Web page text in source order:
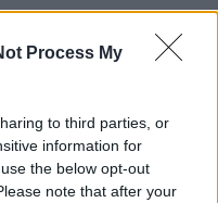
Process My
to third parties, or
information for
the below opt-out
note that after your